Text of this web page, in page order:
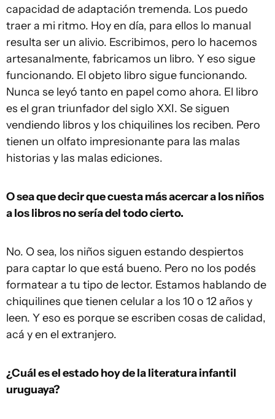
capacidad de adaptación tremenda. Los puedo
traer a mi ritmo. Hoy en día, para ellos lo manual
resulta ser un alivio. Escribimos, pero lo hacemos
artesanalmente, fabricamos un libro. Y eso sigue
funcionando. El objeto libro sigue funcionando.
Nunca se leyó tanto en papel como ahora. El libro
es el gran triunfador del siglo XXI. Se siguen
vendiendo libros y los chiquilines los reciben. Pero
tienen un olfato impresionante para las malas
historias y las malas ediciones.
O sea que decir que cuesta más acercar a los niños
a los libros no sería del todo cierto.
No. O sea, los niños siguen estando despiertos
para captar lo que está bueno. Pero no los podés
formatear a tu tipo de lector. Estamos hablando de
chiquilines que tienen celular a los 10 o 12 años y
leen. Y eso es porque se escriben cosas de calidad,
acá y en el extranjero.
¿Cuál es el estado hoy de la literatura infantil
uruguaya?